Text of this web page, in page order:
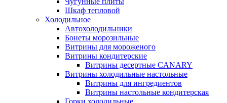
Шкаф тепловой
Холодильное
Автохолодильники
Бонеты морозильные
Витрины для мороженого
Витрины кондитерские
Витрины десертные CANARY
Витрины холодильные настольные
Витрины для ингредиентов
Витрины настольные кондитерская
Горки холодильные